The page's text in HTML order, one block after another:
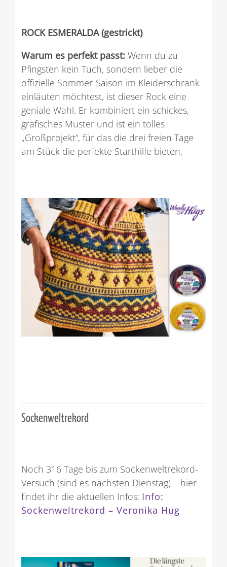
ROCK ESMERALDA (gestrickt)
Warum es perfekt passt: Wenn du zu
Pfingsten kein Tuch, sondern lieber die
offizielle Sommer-Saison im Kleiderschrank
einläuten möchtest, ist dieser Rock eine
geniale Wahl. Er kombiniert ein schickes,
grafisches Muster und ist ein tolles
„Großprojekt“, für das die drei freien Tage
am Stück die perfekte Starthilfe bieten.
Sockenweltrekord
Noch 316 Tage bis zum Sockenweltrekord-
Versuch (sind es nächsten Dienstag) – hier
findet ihr die aktuellen Infos: Info:
Sockenweltrekord – Veronika Hug